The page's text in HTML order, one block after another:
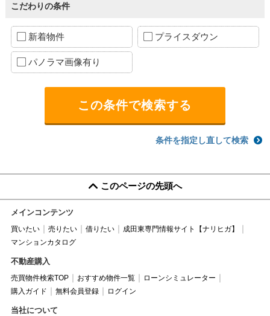
こだわりの条件
新着物件 プライスダウン
パノラマ画像有り
条件を指定し直して検索
このページの先頭へ
メインコンテンツ
買いたい 売りたい 借りたい
成田東専門情報サイト【ナリヒガ】
マンションカタログ
不動産購入
売買物件検索TOP おすすめ物件一覧
ローンシミュレーター
購入ガイド
無料会員登録 ログイン
当社について